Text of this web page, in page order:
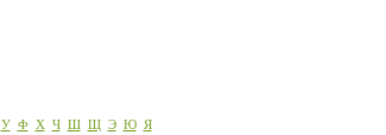
У Ф Х Ч Ш Щ Э Ю Я